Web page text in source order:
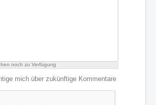
noch zu Verfügung
mich über zukünftige Kommentare